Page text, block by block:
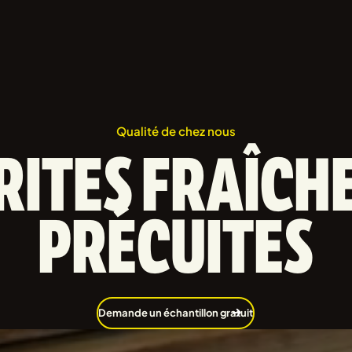
Qualité de chez nous
PRÉCUITES
Demande un échantillon gratuit